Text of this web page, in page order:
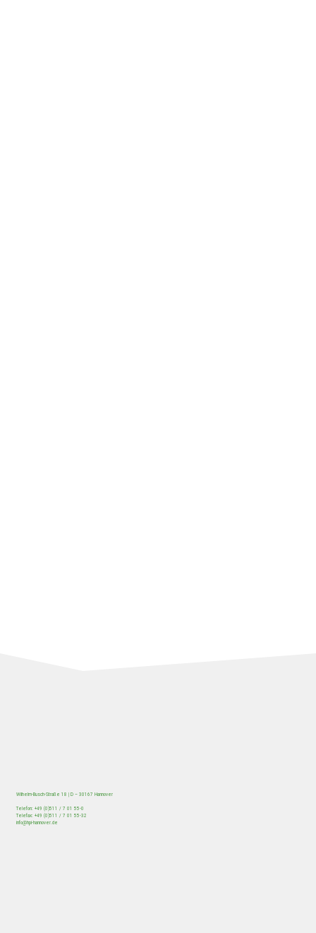
HOME /
Wilhelm-Busch-Straße 18 | D – 30167 Hannover
Telefon: +49 (0)511 / 7 01 55-0
Telefax: +49 (0)511 / 7 01 55-32
info@hpi-hannover.de